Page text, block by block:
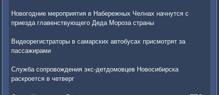
Новогодние мероприятия в Набережных Челнах начнутся с
приезда главенствующего Деда Мороза страны
Видеорегистраторы в самарских автобусах присмотрят за
пассажирами
Служба сопровождения экс-детдомовцев Новосибирска
раскроется в четверг